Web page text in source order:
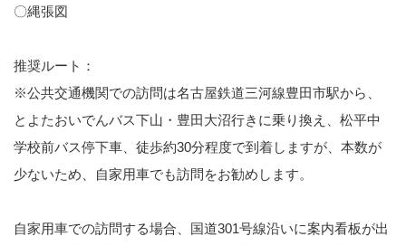
〇縄張図
推奨ルート：
※公共交通機関での訪問は名古屋鉄道三河線豊田市駅から、
とよたおいでんバス下山・豊田大沼行きに乗り換え、松平中
学校前バス停下車、徒歩約30分程度で到着しますが、本数が
少ないため、自家用車でも訪問をお勧めします。
自家用車での訪問する場合、国道301号線沿いに案内看板が出